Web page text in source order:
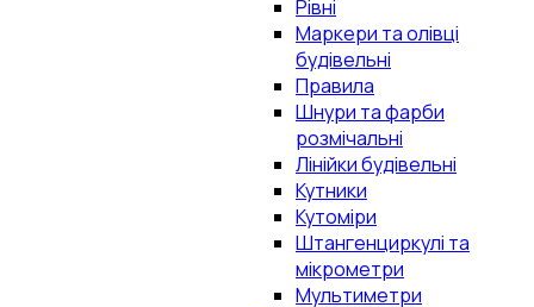
Рівні
Маркери та олівці
будівельні
Правила
Шнури та фарби
розмічальні
Лінійки будівельні
Кутники
Кутоміри
Штангенциркулі та
мікрометри
Мультиметри